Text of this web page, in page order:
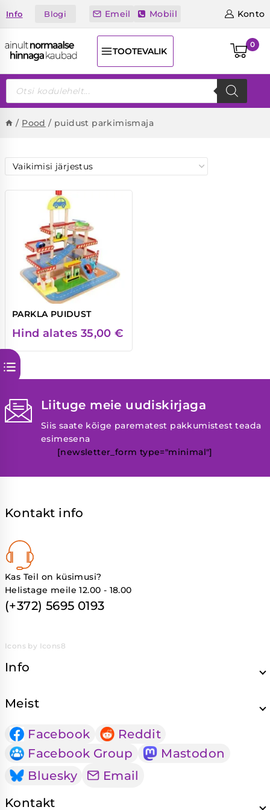
toInfo Blogi Emeil Mobiil Konto
TOOTEVALIK
0
Products
search
/ Pood / puidust parkimismaja
PARKLA PUIDUST
Hind alates 35,00€
Liituge meie uudiskirjaga
Siis saate kõige parematest pakkumistest teada
esimesena
[newsletter_form type="minimal"]
Kontakt info
Kas Teil on küsimusi?
Helistage meile 12.00 - 18.00
(+372) 5695 0193
Icons by Icons8
Info
Meist
Facebook
Reddit
Facebook Group
Mastodon
Bluesky
Email
Kontakt